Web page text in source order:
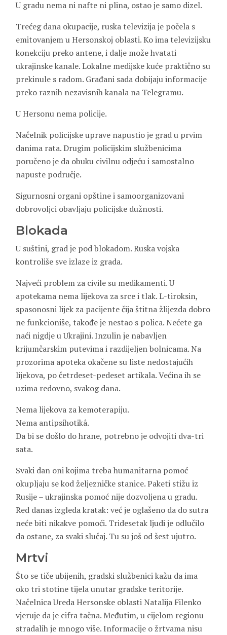
U gradu nema ni nafte ni plina, ostao je samo dizel.
Trećeg dana okupacije, ruska televizija je počela s
emitovanjem u Hersonskoj oblasti. Ko ima televizijsku
konekciju preko antene, i dalje može hvatati
ukrajinske kanale. Lokalne medijske kuće praktično su
prekinule s radom. Građani sada dobijaju informacije
preko raznih nezavisnih kanala na Telegramu.
U Hersonu nema policije.
Načelnik policijske uprave napustio je grad u prvim
danima rata. Drugim policijskim službenicima
poručeno je da obuku civilnu odjeću i samostalno
napuste područje.
Sigurnosni organi opštine i samoorganizovani
dobrovoljci obavljaju policijske dužnosti.
Blokada
U suštini, grad je pod blokadom. Ruska vojska
kontroliše sve izlaze iz grada.
Najveći problem za civile su medikamenti. U
apotekama nema lijekova za srce i tlak. L-tiroksin,
spasonosni lijek za pacijente čija štitna žlijezda dobro
ne funkcioniše, takođe je nestao s polica. Nećete ga
naći nigdje u Ukrajini. Inzulin je nabavljen
krijumčarskim putevima i razdijeljen bolnicama. Na
prozorima apoteka okačene su liste nedostajućih
lijekova, po četrdeset-pedeset artikala. Većina ih se
uzima redovno, svakog dana.
Nema lijekova za kemoterapiju.
Nema antipsihotikâ.
Da bi se došlo do hrane, potrebno je odvojiti dva-tri
sata.
Svaki dan oni kojima treba humanitarna pomoć
okupljaju se kod željezničke stanice. Paketi stižu iz
Rusije – ukrajinska pomoć nije dozvoljena u gradu.
Red danas izgleda kratak: već je oglašeno da do sutra
neće biti nikakve pomoći. Tridesetak ljudi je odlučilo
da ostane, za svaki slučaj. Tu su još od šest ujutro.
Mrtvi
Što se tiče ubijenih, gradski službenici kažu da ima
oko tri stotine tijela unutar gradske teritorije.
Načelnica Ureda Hersonske oblasti Natalija Filenko
vjeruje da je cifra tačna. Međutim, u cijelom regionu
stradalih je mnogo više. Informacije o žrtvama nisu